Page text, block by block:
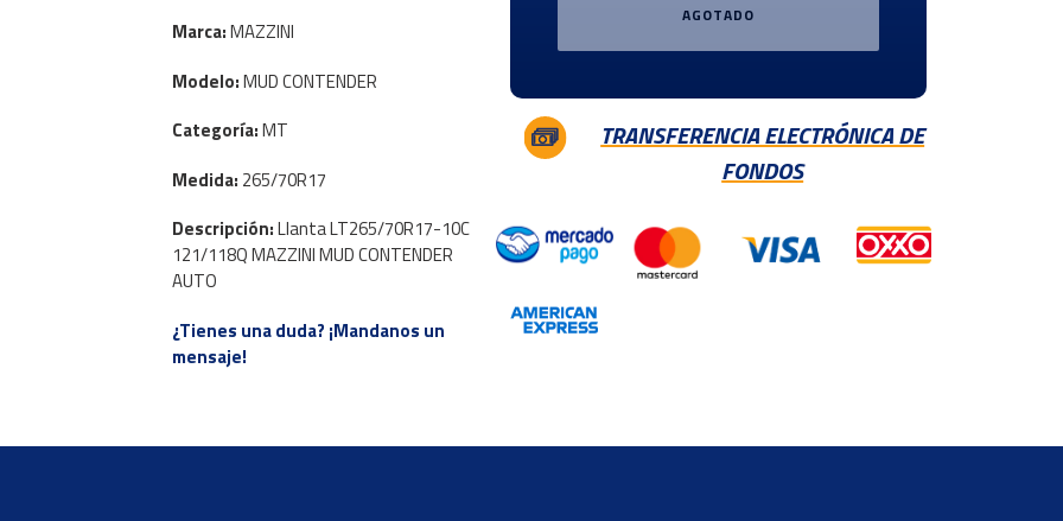
Marca:MAZZINI
Modelo:MUD CONTENDER
Categoría:MT
Medida: 265/70R17
Descripción:Llanta LT265/70R17-10C
121/118Q MAZZINI MUD CONTENDER
AUTO
¿Tienes una duda? ¡Mandanos un
mensaje!
AGOTADO
TRANSFERENCIA ELECTRÓNICA DE
FONDOS